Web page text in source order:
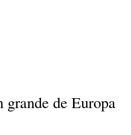
de Europa